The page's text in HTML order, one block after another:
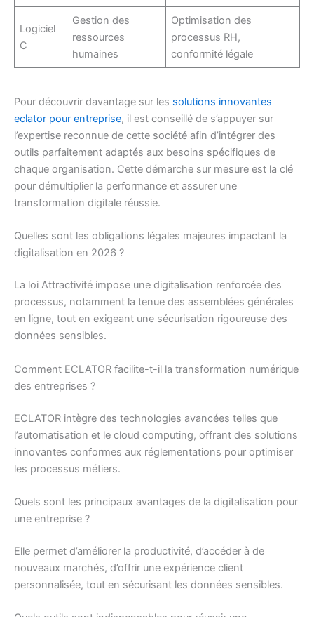
Logiciel
C
Gestion des
ressources
humaines
Optimisation des
processus RH,
conformité légale
Pour découvrir davantage sur les solutions innovantes
eclator pour entreprise, il est conseillé de s’appuyer sur
l’expertise reconnue de cette société afin d’intégrer des
outils parfaitement adaptés aux besoins spécifiques de
chaque organisation. Cette démarche sur mesure est la clé
pour démultiplier la performance et assurer une
transformation digitale réussie.
Quelles sont les obligations légales majeures impactant la
digitalisation en 2026 ?
La loi Attractivité impose une digitalisation renforcée des
processus, notamment la tenue des assemblées générales
en ligne, tout en exigeant une sécurisation rigoureuse des
données sensibles.
Comment ECLATOR facilite-t-il la transformation numérique
des entreprises ?
ECLATOR intègre des technologies avancées telles que
l’automatisation et le cloud computing, offrant des solutions
innovantes conformes aux réglementations pour optimiser
les processus métiers.
Quels sont les principaux avantages de la digitalisation pour
une entreprise ?
Elle permet d’améliorer la productivité, d’accéder à de
nouveaux marchés, d’offrir une expérience client
personnalisée, tout en sécurisant les données sensibles.